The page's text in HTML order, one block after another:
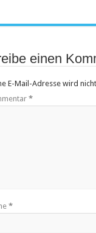
einen
E-Mail-Adresse wird
*
*